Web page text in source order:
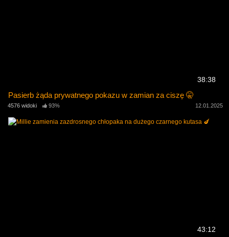
38:38
Pasierb żąda prywatnego pokazu w zamian za ciszę 🤫
4576 widoki 93% 12.01.2025
43:12